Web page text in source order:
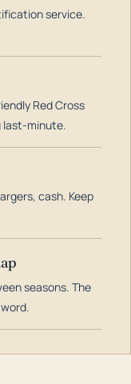
service.
Red Cross
last-minute.
cash. Keep
seasons. The